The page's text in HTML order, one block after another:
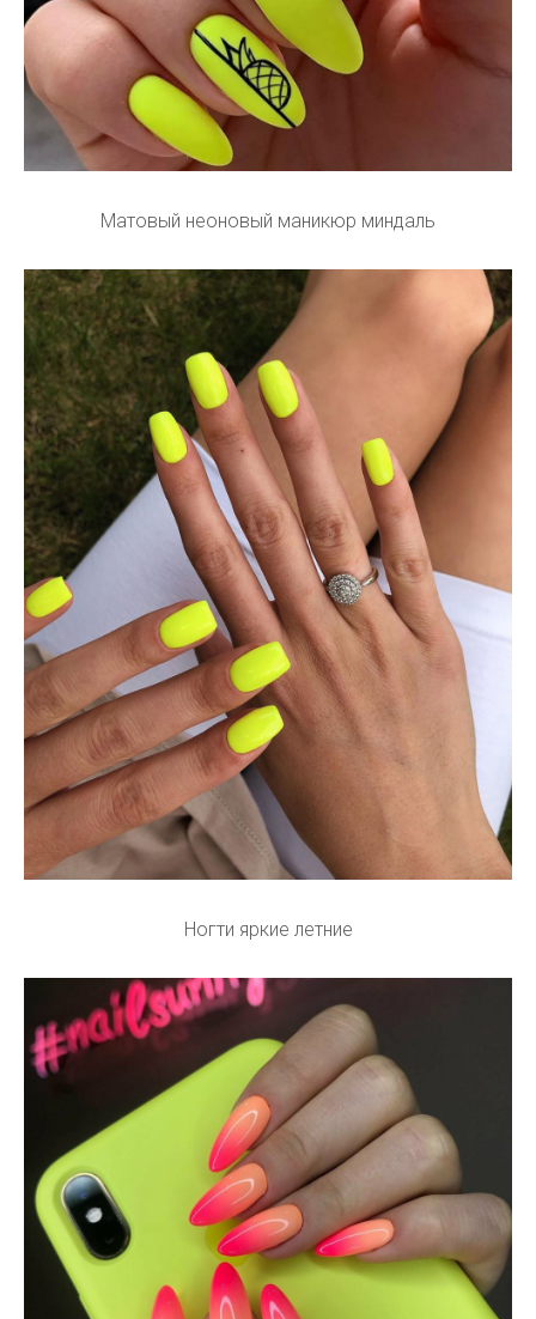
Матовый неоновый маникюр миндаль
Ногти яркие летние